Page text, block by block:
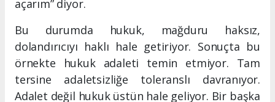
açarım” diyor.
Bu durumda hukuk, mağduru haksız,
dolandırıcıyı haklı hale getiriyor. Sonuçta bu
örnekte hukuk adaleti temin etmiyor. Tam
tersine adaletsizliğe toleranslı davranıyor.
Adalet değil hukuk üstün hale geliyor. Bir başka